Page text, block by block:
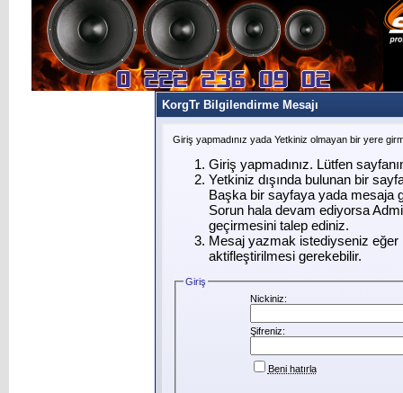
KorgTr Bilgilendirme Mesajı
Giriş yapmadınız yada Yetkiniz olmayan bir yere
Giriş yapmadınız. Lütfen
Yetkiniz dışında bulunan bir
Başka bir sayfaya yada mesaja
Sorun hala devam ediyorsa
geçirmesini talep ediniz.
Mesaj yazmak istediyseniz eğer
aktifleştirilmesi gerekebilir.
Giriş
Nickiniz:
Şifreniz:
Beni hatırla